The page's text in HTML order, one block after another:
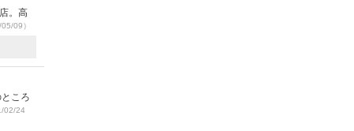
。高
09）
ころ
02/24